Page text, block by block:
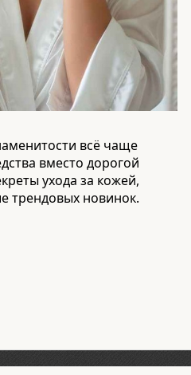
всё чаще
вместо дорогой
ухода за кожей,
трендовых новинок.